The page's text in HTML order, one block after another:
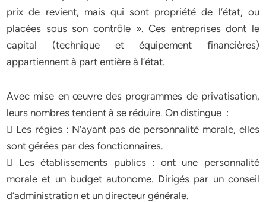
prix de revient, mais qui sont propriété de l’état, ou
placées sous son contrôle ». Ces entreprises dont le
capital (technique et équipement financières)
appartiennent à part entière à l’état.
Avec mise en œuvre des programmes de privatisation,
leurs nombres tendent à se réduire. On distingue :
 Les régies : N’ayant pas de personnalité morale, elles
sont gérées par des fonctionnaires.
 Les établissements publics : ont une personnalité
morale et un budget autonome. Dirigés par un conseil
d’administration et un directeur générale.